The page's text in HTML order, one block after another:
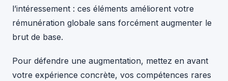
l’intéressement : ces éléments améliorent votre
rémunération globale sans forcément augmenter le
brut de base.
Pour défendre une augmentation, mettez en avant
votre expérience concrète, vos compétences rares